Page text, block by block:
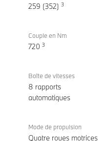
259 (352) 3
Couple en Nm
720 3
Boîte de vitesses
8 rapports
automatiques
Mode de propulsion
Quatre roues motrices